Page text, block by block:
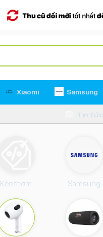
Xiaomi Samsung
Tin Tức
Kèo thơm Samsung